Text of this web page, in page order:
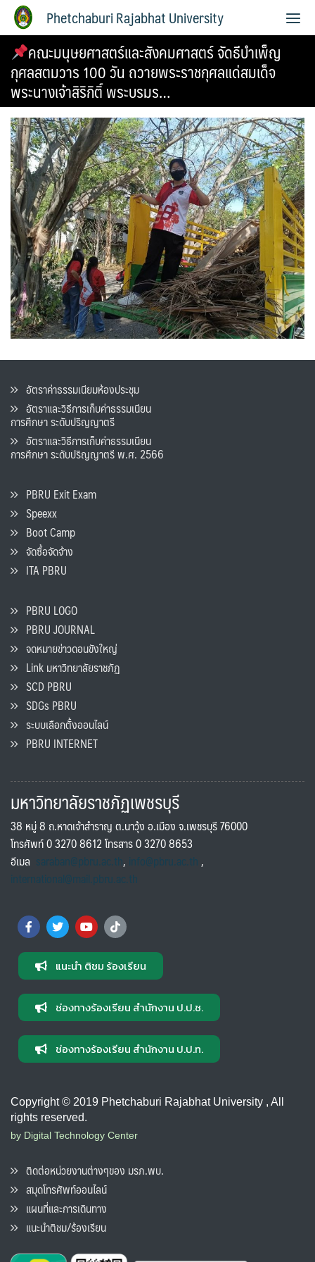
Phetchaburi Rajabhat University
คณะมนุษยศาสตร์และสังคมศาสตร์ จัดธีบำเพ็ญ
กุศลสตมวาร 100 วัน ถวายพระราชกุศลแด่สมเด็จ
พระนางเจ้าสิริกิติ์ พระบรมร…
อัตราค่าธรรมเนียมห้องประชุม
อัตราและวิธีการเก็บค่าธรรมเนียน
การศึกษา ระดับปริญญาตรี
อัตราและวิธีการเก็บค่าธรรมเนียน
การศึกษา ระดับปริญญาตรี พ.ศ. 2566
PBRU Exit Exam
Speexx
Boot Camp
จัดซื้อจัดจ้าง
ITA PBRU
PBRU LOGO
PBRU JOURNAL
จดหมายข่าวดอนขังใหญ่
Link มหาวิทยาลัยราชภัฏ
SCD PBRU
SDGs PBRU
ระบบเลือกตั้งออนไลน์
PBRU INTERNET
มหาวิทยาลัยราชภัฏเพชรบุรี
38 หมู่ 8 ถ.หาดเจ้าสำราญ ต.นาวุ้ง อ.เมือง จ.เพชรบุรี 76000
โทรศัพท์ 0 3270 8612 โทรสาร 0 3270 8653
อีเมล saraban@pbru.ac.th, info@pbru.ac.th,
international@mail.pbru.ac.th
แนะนำ ติชม ร้องเรียน
ช่องทางร้องเรียน สำนักงาน ป.ป.ช.
ช่องทางร้องเรียน สำนักงาน ป.ป.ท.
Copyright © 2019 Phetchaburi Rajabhat University , All
rights reserved.
by Digital Technology Center
ติดต่อหน่วยงานต่างๆของ มรภ.พบ.
สมุดโทรศัพท์ออนไลน์
แผนที่และการเดินทาง
แนะนำติชม/ร้องเรียน